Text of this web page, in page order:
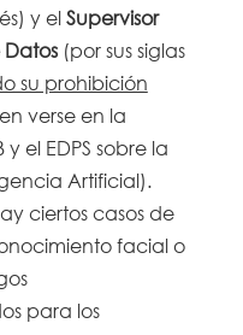
y elSupervisor
(por sus siglas
su prohibición
verse en la
el EDPS sobre la
Artificial).
ciertos casos de
facial o
para los